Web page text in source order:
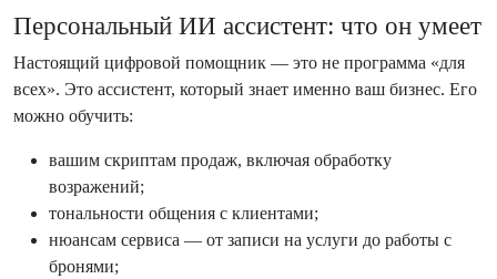
Персональный ИИ ассистент: что он умеет
Настоящий цифровой помощник — это не программа «для
всех». Это ассистент, который знает именно ваш бизнес. Его
можно обучить:
вашим скриптам продаж, включая обработку
возражений;
тональности общения с клиентами;
нюансам сервиса — от записи на услуги до работы с
бронями;